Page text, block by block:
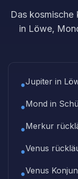
Das kosmische
in Löwe,
●Jupiter in
●Mond in
●Merkur
●Venus
●Venus